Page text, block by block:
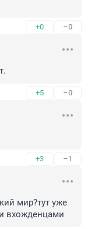
+0 –0
+5 –0
+3 –1
мир?тут уже
вхожденцами